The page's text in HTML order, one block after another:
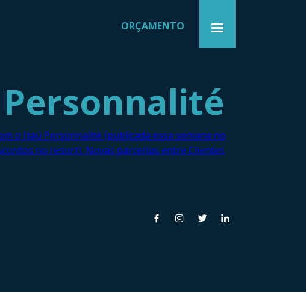
ORÇAMENTO
o Itaú Personnalité (publicada essa semana no
no resort). Novas parcerias entre Clientes